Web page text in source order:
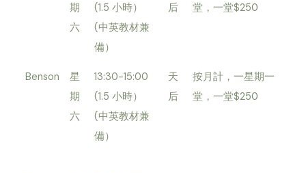
期
六
(1.5 小時）
(中英教材兼
備）
后
堂，一堂$250
Benson
星
期
六
13:30-15:00
(1.5 小時）
(中英教材兼
備）
天
后
按月計，一星期一
堂，一堂$250